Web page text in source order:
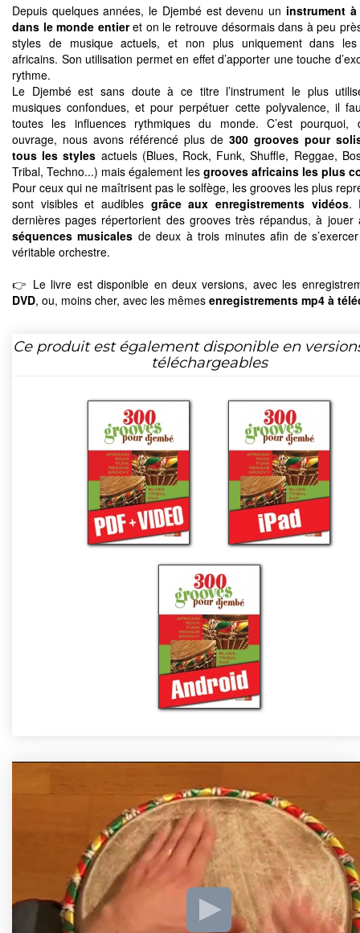
Depuis quelques années, le Djembé est devenu un instrument
dans le monde entieret on le retrouve désormais dans à peu
styles de musique actuels, et non plus uniquement dans les
africains. Son utilisation permet en effet d’apporter une touche
rythme.
Le Djembé est sans doute à ce titre l’instrument le plus
musiques confondues, et pour perpétuer cette polyvalence, il
toutes les influences rythmiques du monde. C’est pourquoi,
ouvrage, nous avons référencé plus de 300 grooves pour
tous les styles actuels (Blues, Rock, Funk, Shuffle, Reggae,
Tribal, Techno...) mais également les grooves africains les plus
Pour ceux qui ne maîtrisent pas le solfège, les grooves les plus
sont visibles et audibles grâce aux enregistrements vidéos.
dernières pages répertorient des grooves très répandus, à jouer
séquences musicales de deux à trois minutes afin de
véritable orchestre.
👉 Le livre est disponible en deux versions, avec les
DVD, ou, moins cher, avec les mêmes enregistrements mp4 à
Ce produit est également disponible en
téléchargeables